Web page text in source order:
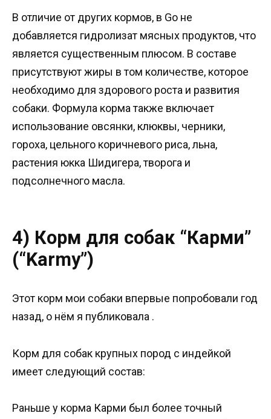
В отличие от других кормов, в Go не
добавляется гидролизат мясных продуктов, что
является существенным плюсом. В составе
присутствуют жиры в том количестве, которое
необходимо для здорового роста и развития
собаки. Формула корма также включает
использование овсянки, клюквы, черники,
гороха, цельного коричневого риса, льна,
растения юкка Шидигера, творога и
подсолнечного масла.
4) Корм для собак “Карми”
(“Karmy”)
Этот корм мои собаки впервые попробовали год
назад, о нём я публиковала .
Корм для собак крупных пород с индейкой
имеет следующий состав:
Раньше у корма Карми был более точный